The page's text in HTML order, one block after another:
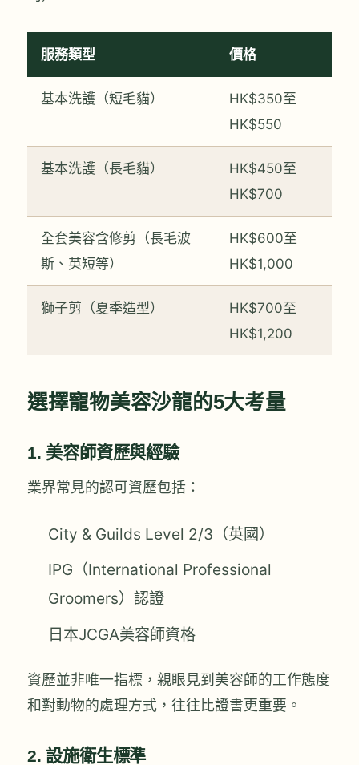
服務類型 價格
基本洗護（短毛貓）
HK$350至
HK$550
基本洗護（長毛貓）
HK$450至
HK$700
全套美容含修剪（長毛波
斯、英短等）
HK$600至
HK$1,000
獅子剪（夏季造型）
HK$700至
HK$1,200
選擇寵物美容沙龍的5大考量
1. 美容師資歷與經驗
業界常見的認可資歷包括：
City & Guilds Level 2/3（英國）
IPG（International Professional
Groomers）認證
日本JCGA美容師資格
資歷並非唯一指標，親眼見到美容師的工作態度
和對動物的處理方式，往往比證書更重要。
2. 設施衛生標準